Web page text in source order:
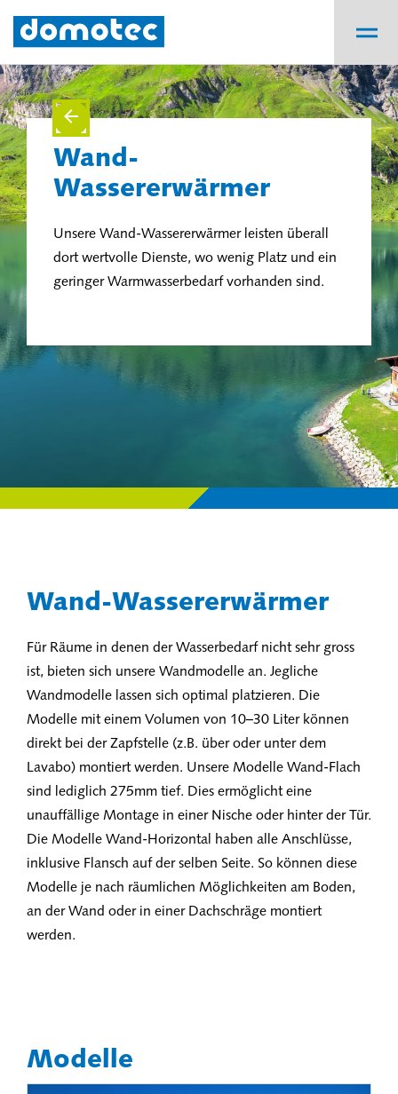
Wand-
Wassererwärmer
Unsere Wand-Wassererwärmer leisten überall
dort wertvolle Dienste, wo wenig Platz und ein
geringer Warmwasserbedarf vorhanden sind.
Wand-Wassererwärmer
Für Räume in denen der Wasserbedarf nicht sehr gross
ist, bieten sich unsere Wandmodelle an. Jegliche
Wandmodelle lassen sich optimal platzieren. Die
Modelle mit einem Volumen von 10–30 Liter können
direkt bei der Zapfstelle (z.B. über oder unter dem
Lavabo) montiert werden. Unsere Modelle Wand-Flach
sind lediglich 275mm tief. Dies ermöglicht eine
unauffällige Montage in einer Nische oder hinter der Tür.
Die Modelle Wand-Horizontal haben alle Anschlüsse,
inklusive Flansch auf der selben Seite. So können diese
Modelle je nach räumlichen Möglichkeiten am Boden,
an der Wand oder in einer Dachschräge montiert
werden.
Modelle